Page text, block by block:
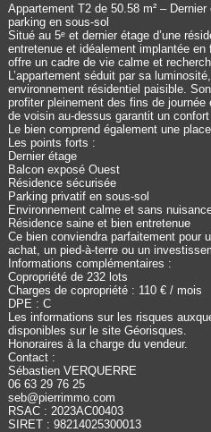
Appartement T2 de 50.58 m² –
parking en sous-sol
Situé au 5ᵉ et dernier étage d’une
entretenue et idéalement implantée en
offre un cadre de vie calme et
L’appartement séduit par sa
environnement résidentiel paisible.
profiter pleinement des fins de journée
de voisin au-dessus garantit un
Le bien comprend également une
Les points forts :
Dernier étage
Balcon exposé Ouest
Résidence sécurisée
Parking privatif en sous-sol
Environnement calme et sans
Résidence saine et bien entretenue
Ce bien conviendra parfaitement pour
achat, un pied-à-terre ou un
Informations complémentaires :
Copropriété de 232 lots
Charges de copropriété : 110 € / mois
DPE : C
Les informations sur les risques
disponibles sur le site Géorisques.
Honoraires à la charge du vendeur.
Contact :
Sébastien VERQUERRE
06 63 29 76 25
seb@pierrimmo.com
RSAC : 2023AC00403
SIRET : 98214025300013